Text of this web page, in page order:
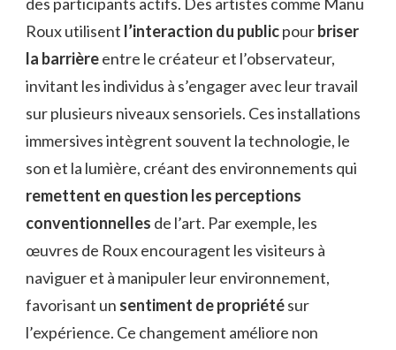
Roux utilisent l’interaction du publicpourbriser
la barrièreentre le créateur et l’observateur,
invitant les individus à s’engager avec leur travail
sur plusieurs niveaux sensoriels. Ces installations
immersives intègrent souvent la technologie, le
son et la lumière, créant des environnements qui
remettent en question les perceptions
conventionnelles de l’art. Par exemple, les
œuvres de Roux encouragent les visiteurs à
naviguer et à manipuler leur environnement,
favorisant un sentiment de propriétésur
l’expérience. Ce changement améliore non